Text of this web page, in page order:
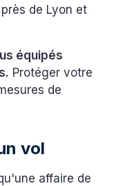
de Lyon et
équipés
Protéger votre
de
vol
affaire de